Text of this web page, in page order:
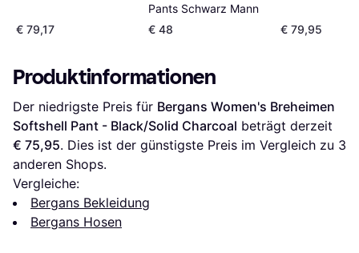
€ 79,17
Pants Schwarz Mann
€ 48
€ 79,95
Produktinformationen
Der niedrigste Preis für Bergans Women's Breheimen
Softshell Pant - Black/Solid Charcoal
€ 75,95. Dies ist der günstigste Preis im Vergleich zu 3
anderen Shops.
Vergleiche:
Bergans Bekleidung
Bergans Hosen